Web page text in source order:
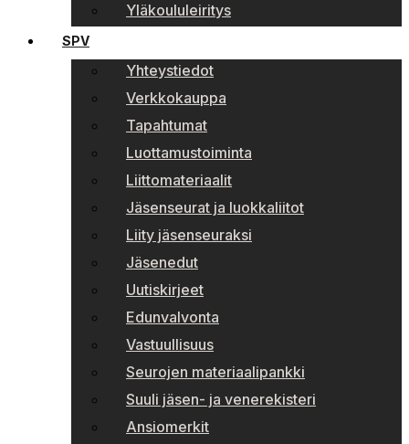
Yläkoululeiritys
SPV
Yhteystiedot
Verkkokauppa
Tapahtumat
Luottamustoiminta
Liittomateriaalit
Jäsenseurat ja luokkaliitot
Liity jäsenseuraksi
Jäsenedut
Uutiskirjeet
Edunvalvonta
Vastuullisuus
Seurojen materiaalipankki
Suuli jäsen- ja venerekisteri
Ansiomerkit